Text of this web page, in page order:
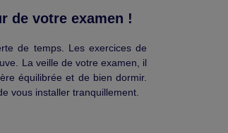
de votre examen !
de temps. Les exercices de
La veille de votre examen, il
équilibrée et de bien dormir.
vous installer tranquillement.